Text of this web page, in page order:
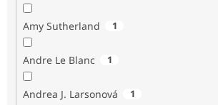
Amy Sutherland 1
Andre Le Blanc 1
Andrea J. Larsonová 1